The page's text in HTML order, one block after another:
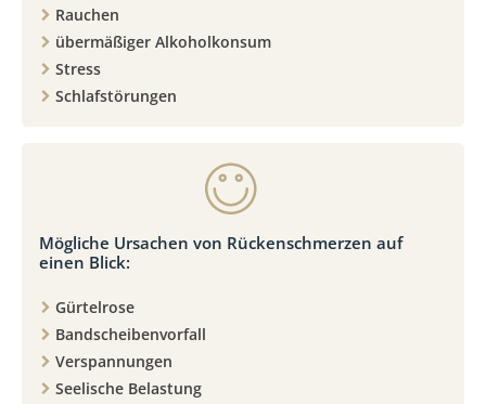
Rauchen
übermäßiger Alkoholkonsum
Stress
Schlafstörungen
Mögliche Ursachen von Rückenschmerzen auf
einen Blick:
Gürtelrose
Bandscheibenvorfall
Verspannungen
Seelische Belastung